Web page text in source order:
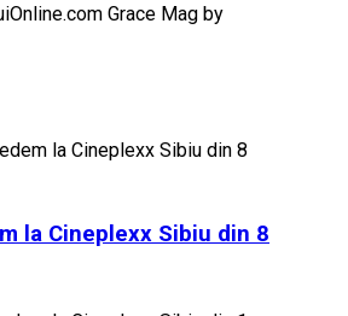
Grace Mag by
la Cineplexx Sibiu din 8